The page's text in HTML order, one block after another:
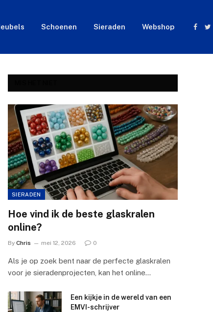
Schoenen Sieraden Webshop
SIERADEN
Hoe vind ik de beste glaskralen
online?
By Chris mei 12, 2026 0
Als je op zoek bent naar de perfecte glaskralen
voor je sieradenprojecten, kan het online…
Een kijkje in de wereld van een
EMVI-schrijver